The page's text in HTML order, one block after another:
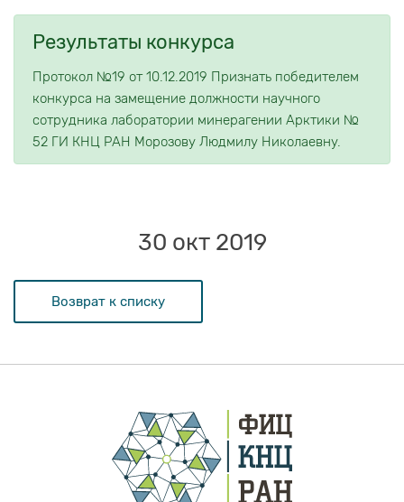
Результаты конкурса
Протокол №19 от 10.12.2019 Признать победителем
конкурса на замещение должности научного
сотрудника лаборатории минерагении Арктики №
52 ГИ КНЦ РАН Морозову Людмилу Николаевну.
Возврат к списку
30 окт 2019